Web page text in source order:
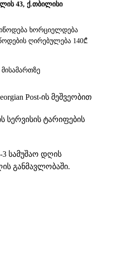
43, ქ.თბილისი
ხორციელდება
ღირებულება 140₾
Post-ის მეშვეობით
სერვისის ტარიფების
სამუშაო დღის
განმავლობაში.